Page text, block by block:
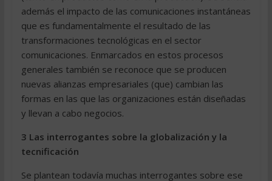
además el impacto de las comunicaciones instantáneas
que es fundamentalmente el resultado de las
transformaciones tecnológicas en el sector
comunicaciones. Enmarcados en estos procesos
generales también se reconoce que se producen
nuevas alianzas empresariales (que) cambian las
formas en las que las organizaciones están diseñadas
y llevan a cabo negocios.
3 Las interrogantes sobre la globalización y la
tecnificación
Se plantean todavía muchas interrogantes sobre ese